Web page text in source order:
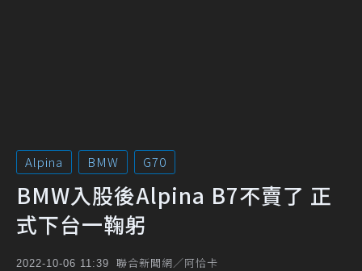
Alpina BMW G70
BMW入股後Alpina B7不賣了 正
式下台一鞠躬
2022-10-06 11:39 聯合新聞網／阿恰卡